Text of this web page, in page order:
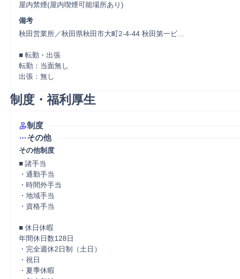
屋内禁煙(屋内喫煙可能場所あり)
備考
秋田営業所／秋田県秋田市大町2-4-44 秋田第一ビ…
■ 転勤・出張
転勤：当面無し
出張：無し
制度・福利厚生
制度
その他
その他制度
■ 諸手当
・通勤手当
・時間外手当
・地域手当
・資格手当
■ 休日休暇
年間休日数128日
・完全週休2日制（土日）
・祝日
・夏季休暇